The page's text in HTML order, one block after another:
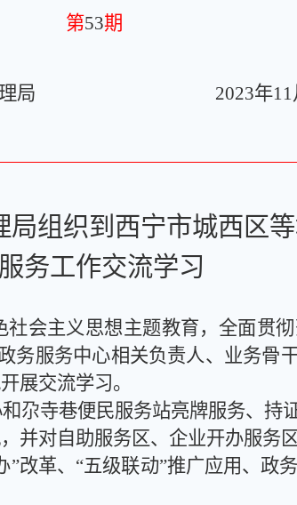
第53期
务监督管理局 2023年11
局组织到 西宁市城西区
务工作交流学习
会主义思想主题教育，全面贯彻
务服务中心相关负责人、业务骨
开展交流学习。
尕寺巷便民服务站亮牌服务、持
并对自助服务区、企业开办服务区
”改革、“五级联动”推广应用、政